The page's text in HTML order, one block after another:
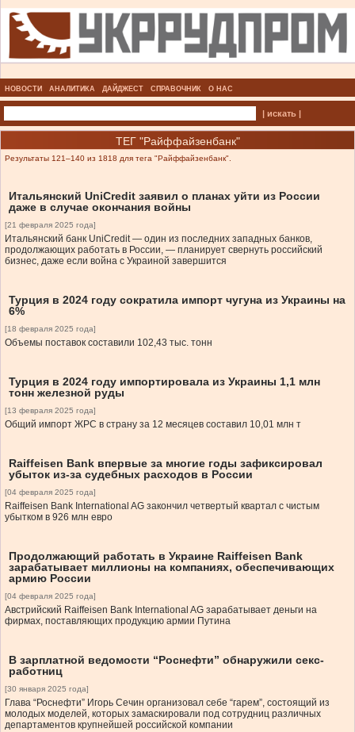
НОВОСТИ АНАЛИТИКА ДАЙДЖЕСТ СПРАВОЧНИК О НАС
| искать |
ТЕГ "Райффайзенбанк"
Результаты 121–140 из 1818 для тега "Райффайзенбанк".
Итальянский UniСredit заявил о планах уйти из России
даже в случае окончания войны
[21 февраля 2025 года]
Итальянский банк UniCredit — один из последних западных банков,
продолжающих работать в России, — планирует свернуть российский
бизнес, даже если война с Украиной завершится
Турция в 2024 году сократила импорт чугуна из Украины на
6%
[18 февраля 2025 года]
Объемы поставок составили 102,43 тыс. тонн
Турция в 2024 году импортировала из Украины 1,1 млн
тонн железной руды
[13 февраля 2025 года]
Общий импорт ЖРС в страну за 12 месяцев составил 10,01 млн т
Raiffeisen Bank впервые за многие годы зафиксировал
убыток из-за судебных расходов в России
[04 февраля 2025 года]
Raiffeisen Bank International AG закончил четвертый квартал с чистым
убытком в 926 млн евро
Продолжающий работать в Украине Raiffeisen Bank
зарабатывает миллионы на компаниях, обеспечивающих
армию России
[04 февраля 2025 года]
Австрийский Raiffeisen Bank International AG зарабатывает деньги на
фирмах, поставляющих продукцию армии Путина
В зарплатной ведомости “Роснефти” обнаружили секс-
работниц
[30 января 2025 года]
Глава “Роснефти” Игорь Сечин организовал себе “гарем”, состоящий из
молодых моделей, которых замаскировали под сотрудниц различных
департаментов крупнейшей российской компании